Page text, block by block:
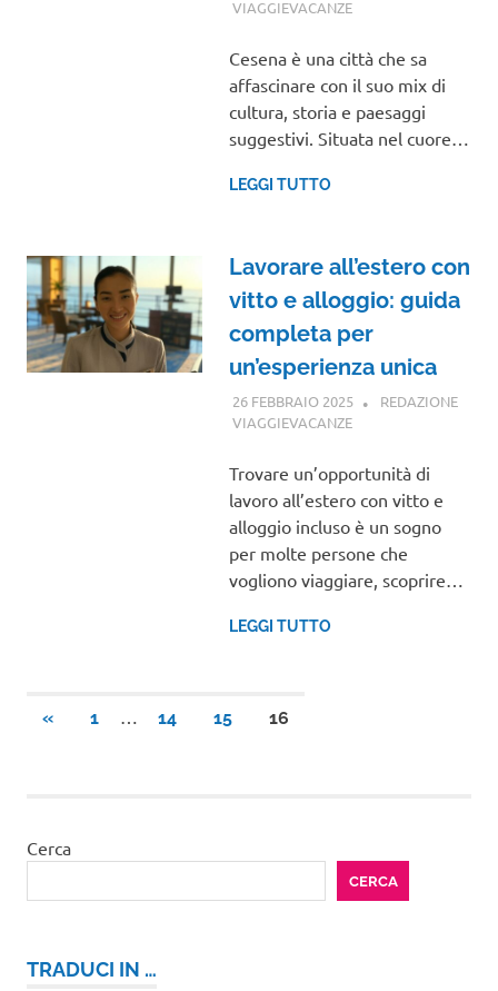
VIAGGIEVACANZEVIAGGI NEL MONDO
Cesena è una città che sa
affascinare con il suo mix di
cultura, storia e paesaggi
suggestivi. Situata nel cuore…
LEGGI TUTTO
Lavorare all’estero con
vitto e alloggio: guida
completa per
un’esperienza unica
26 FEBBRAIO 2025
REDAZIONE
VIAGGIEVACANZEGUIDE
Trovare un’opportunità di
lavoro all’estero con vitto e
alloggio incluso è un sogno
per molte persone che
vogliono viaggiare, scoprire…
LEGGI TUTTO
Paginazione
«ARTICOLI
1 … 14 15 16
Cerca
CERCA
TRADUCI IN …